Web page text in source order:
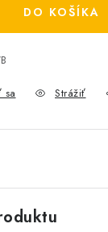
DO KOŠÍKA
sa Strážiť